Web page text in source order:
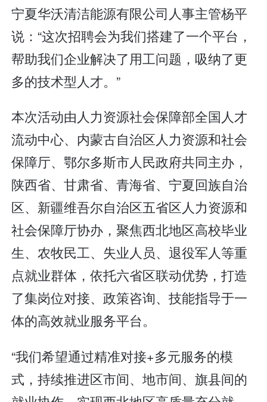
宁夏华沃清洁能源有限公司人事主管杨平
说：“这次招聘会为我们搭建了一个平台，
帮助我们企业解决了用工问题，吸纳了更
多的技术型人才。”
本次活动由人力资源社会保障部全国人才
流动中心、内蒙古自治区人力资源和社会
保障厅、鄂尔多斯市人民政府共同主办，
陕西省、甘肃省、青海省、宁夏回族自治
区、新疆维吾尔自治区五省区人力资源和
社会保障厅协办，聚焦西北地区高校毕业
生、农牧民工、失业人员、退役军人等重
点就业群体，依托六省区联动优势，打造
了集岗位对接、政策咨询、技能指导于一
体的高效就业服务平台。
“我们希望通过精准对接+多元服务的模
式，持续推进区市间、地市间、旗县间的